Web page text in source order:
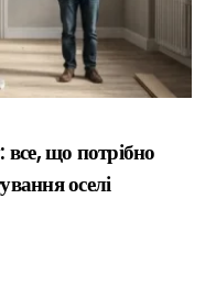
що потрібно
оселі